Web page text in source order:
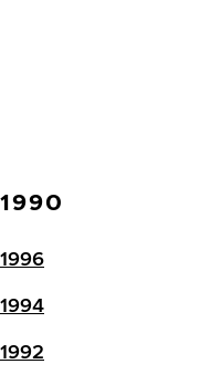
1990
1996
1994
1992